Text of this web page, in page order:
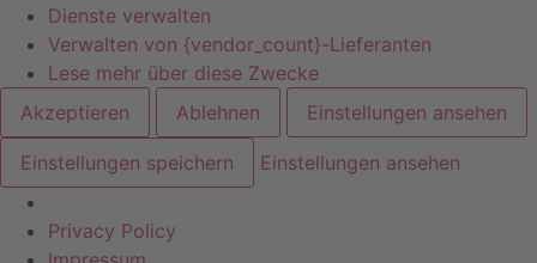
Dienste verwalten
Verwalten von {vendor_count}-Lieferanten
Lese mehr über diese Zwecke
Akzeptieren
Ablehnen Einstellungen ansehen
Einstellungen speichern Einstellungen ansehen
Privacy Policy